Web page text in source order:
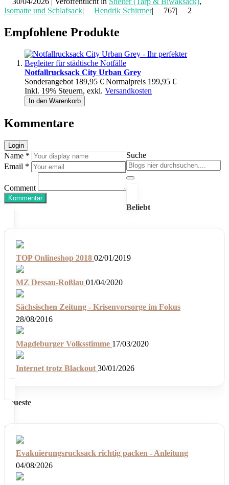
Isomatte und Schlafsack| Hendrik Schirmer| 767| 2
Empfohlene Produkte
Notfallrucksack City Urban Grey
Sonderangebot 189,95 € Normalpreis 199,95 €
Inkl. 19% Steuern, exkl. Versandkosten
In den Warenkorb
Kommentare
Login
Name *
Email *
Comment
Kommentar
Suche
Beliebt
TOP Onlineshop 2018 02/01/2019
MZ Dessau-Roßlau 01/04/2020
Sächsischen Zeitung - Krisenvorsorge im Fokus
28/08/2016
Magdeburger Volksstimme 17/03/2020
Internet trotz Blackout 30/01/2026
Neueste
Evakuierungsrucksack richtig packen - Anleitung
04/08/2026